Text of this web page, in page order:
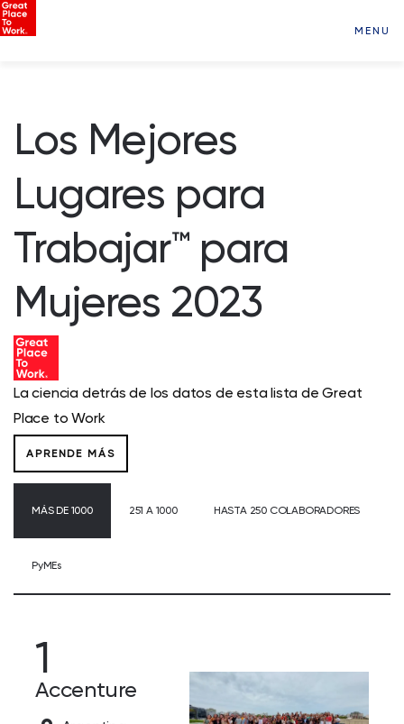
MENU
Los Mejores
Lugares para
Trabajar™ para
Mujeres 2023
La ciencia detrás de los datos de esta lista de Great
Place to Work
APRENDE MÁS
MÁS DE 1000 251 A 1000 HASTA 250 COLABORADORES
PyMEs
1
Accenture